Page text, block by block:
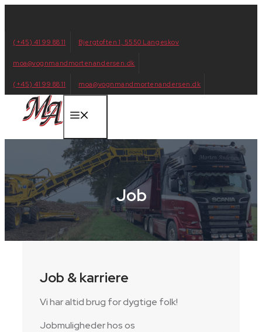
indhold
(+45) 41 99 88 11 Bjergtoften 1, 5550 Langeskov
moa@vognmandmortenandersen.dk
(+45) 41 99 88 11 moa@vognmandmortenandersen.dk
Job
Job & karriere
Vi har altid brug for dygtige folk!
Jobmuligheder hos os